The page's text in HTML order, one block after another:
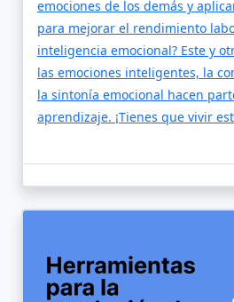
emociones de los demás y
para mejorar el rendimiento
inteligencia emocional? Este y
las emociones inteligentes, la
la sintonía emocional hacen
aprendizaje. ¡Tienes que vivir